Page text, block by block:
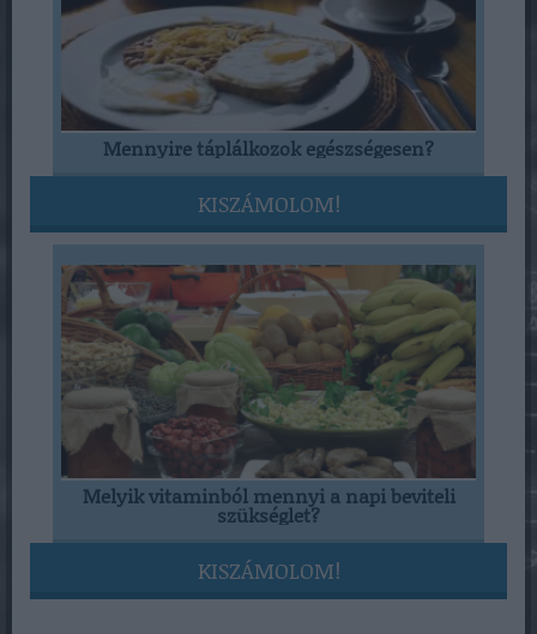
Mennyire táplálkozok egészségesen?
KISZÁMOLOM!
Melyik vitaminból mennyi a napi beviteli
szükséglet?
KISZÁMOLOM!